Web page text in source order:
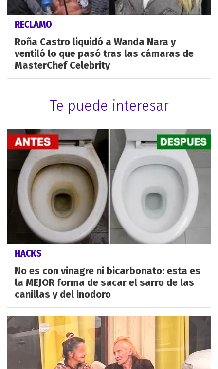
RECLAMO
Roña Castro liquidó a Wanda Nara y
ventiló lo que pasó tras las cámaras de
MasterChef Celebrity
Te puede interesar
HACKS
No es con vinagre ni bicarbonato: esta es
la MEJOR forma de sacar el sarro de las
canillas y del inodoro